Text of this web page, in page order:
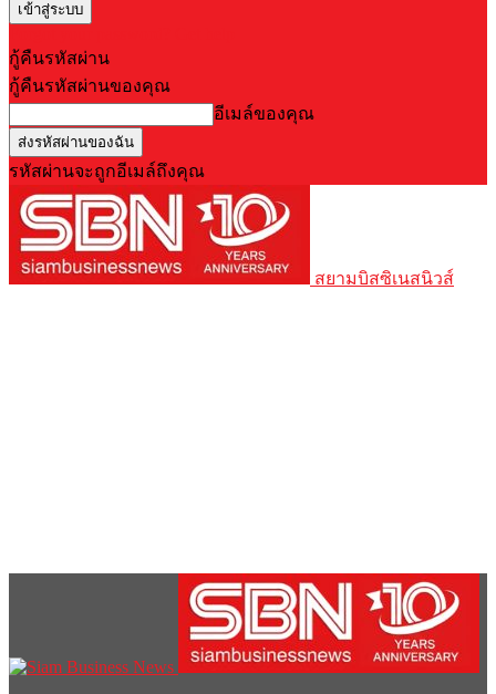
กู้คืนรหัสผ่าน
กู้คืนรหัสผ่านของคุณ
อีเมล์ของคุณ
รหัสผ่านจะถูกอีเมล์ถึงคุณ
สยามบิสซิเนสนิวส์